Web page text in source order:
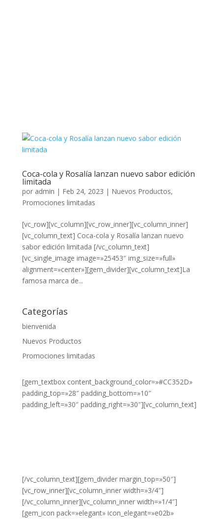
Coca-cola y Rosalía lanzan nuevo sabor edición
limitada
por admin | Feb 24, 2023 | Nuevos Productos,
Promociones limitadas
[vc_row][vc_column][vc_row_inner][vc_column_inner]
[vc_column_text] Coca-cola y Rosalía lanzan nuevo
sabor edición limitada [/vc_column_text]
[vc_single_image image=»25453″ img_size=»full»
alignment=»center»][gem_divider][vc_column_text]La
famosa marca de...
Categorías
bienvenida
Nuevos Productos
Promociones limitadas
[gem_textbox content_background_color=»#CC352D»
padding_top=»28″ padding_bottom=»10″
padding_left=»30″ padding_right=»30″][vc_column_text]
[/vc_column_text][gem_divider margin_top=»50″]
[vc_row_inner][vc_column_inner width=»3/4″]
[/vc_column_inner][vc_column_inner width=»1/4″]
[gem_icon pack=»elegant» icon_elegant=»e02b»